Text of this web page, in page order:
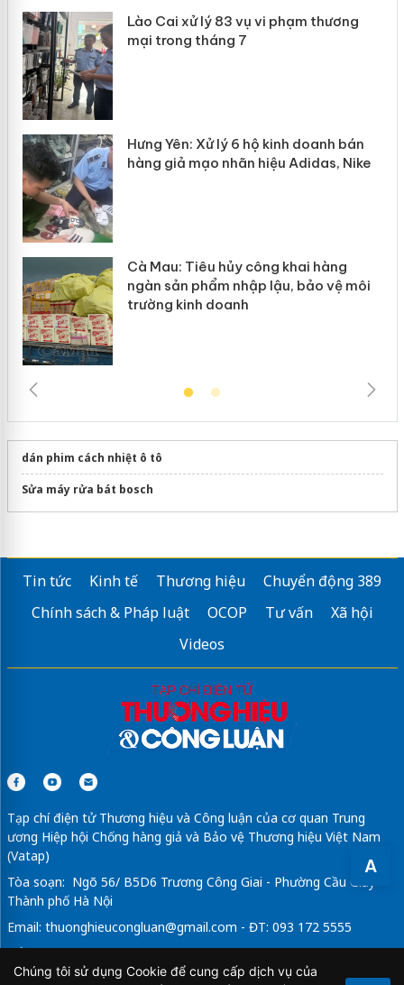
A
Lào Cai xử lý 83 vụ vi phạm thương
mại trong tháng 7
Hưng Yên: Xử lý 6 hộ kinh doanh bán
hàng giả mạo nhãn hiệu Adidas, Nike
Cà Mau: Tiêu hủy công khai hàng
ngàn sản phẩm nhập lậu, bảo vệ môi
trường kinh doanh
dán phim cách nhiệt ô tô
Sửa máy rửa bát bosch
Tin tức Kinh tế Thương hiệu
Chuyển động 389
Chính sách & Pháp luật
OCOP Tư vấn
Xã hội
Videos
Tạp chí điện tử Thương hiệu và Công luận của cơ quan Trung
ương Hiệp hội Chống hàng giả và Bảo vệ Thương hiệu Việt Nam
(Vatap)
Tòa soạn: Ngõ 56/ B5D6 Trương Công Giai - Phường Cầu Giấy -
Thành phố Hà Nội
Email: thuonghieucongluan@gmail.com - ĐT: 093 172 5555
Tổng Biên Tập: Vũ Đức Thuận
Giấy phép hoạt động báo chí điện tử số 64/GP-BTTTT do Bộ
Chúng tôi sử dụng Cookie để cung cấp dịch vụ của